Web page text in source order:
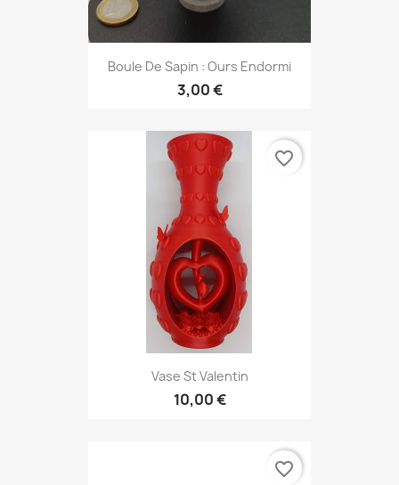
Boule De Sapin : Ours Endormi
3,00 €
Vase St Valentin
10,00 €
favorite_border
favorite_border